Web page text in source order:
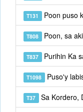
T131 Poon puso
T808 Poon, sa
T837 Purihin Ka
T1098 Puso'y
T37 Sa Kordero,